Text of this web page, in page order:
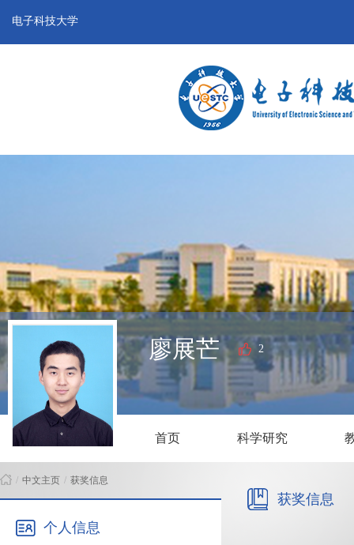
电子科技大学
廖展芒 2
首页 科学研究
/ 中文主页 / 获奖信息
个人信息
获奖信息